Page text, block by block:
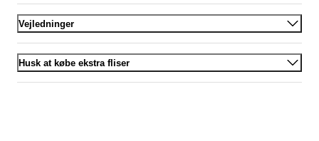
Vejledninger
Husk at købe ekstra fliser